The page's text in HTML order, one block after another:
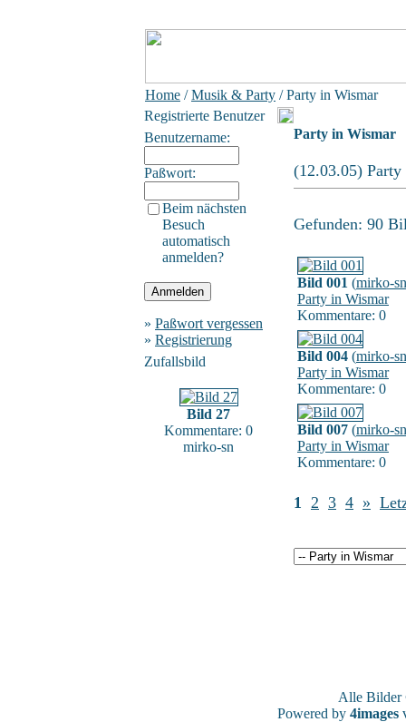
Home /Musik & Party / Party in Wismar
Registrierte Benutzer
Benutzername:
Paßwort:
Beim nächsten
Besuch
automatisch
anmelden?
» Paßwort vergessen
» Registrierung
Zufallsbild
Bild 27
Kommentare: 0
mirko-sn
Party in Wismar
(12.03.05)
Gefunden: 90
Bild 001 (mirko-sn
Party in Wismar
Kommentare: 0
Bild 004 (mirko-sn
Party in Wismar
Kommentare: 0
Bild 007 (mirko-sn
Party in Wismar
Kommentare: 0
1 2 3 4 »
Alle
Powered by 4images